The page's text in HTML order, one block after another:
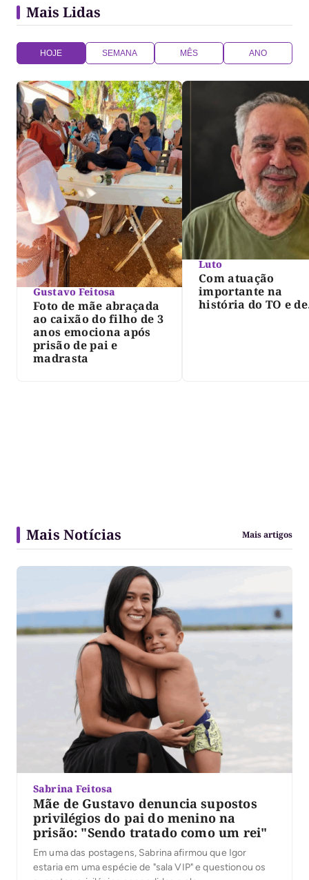
Mais Lidas
HOJE SEMANA MÊS ANO
Gustavo Feitosa
Foto de mãe abraçada
ao caixão do filho de 3
anos emociona após
prisão de pai e
madrasta
Luto
Com atuação
importante na
história do TO e de
Mais Notícias Mais artigos
Sabrina Feitosa
Mãe de Gustavo denuncia supostos
privilégios do pai do menino na
prisão: "Sendo tratado como um rei"
Em uma das postagens, Sabrina afirmou que Igor
estaria em uma espécie de "sala VIP" e questionou os